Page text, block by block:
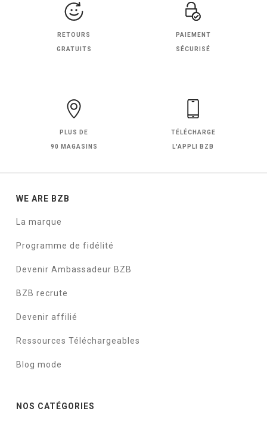
RETOURS
GRATUITS
PAIEMENT
SÉCURISÉ
PLUS DE
90 MAGASINS
TÉLÉCHARGE
L'APPLI BZB
WE ARE BZB
La marque
Programme de fidélité
Devenir Ambassadeur BZB
BZB recrute
Devenir affilié
Ressources Téléchargeables
Blog mode
NOS CATÉGORIES